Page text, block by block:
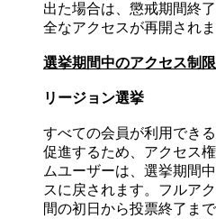
出た場合は、懲戒期間終
全なアクセスが再開されま
選挙期間中のアクセス制
リージョン選挙
すべての会員が利用でき
促進するため、アクセス
ムユーザーは、選挙期間
スに戻されます。フルア
間の初日から投票終了ま